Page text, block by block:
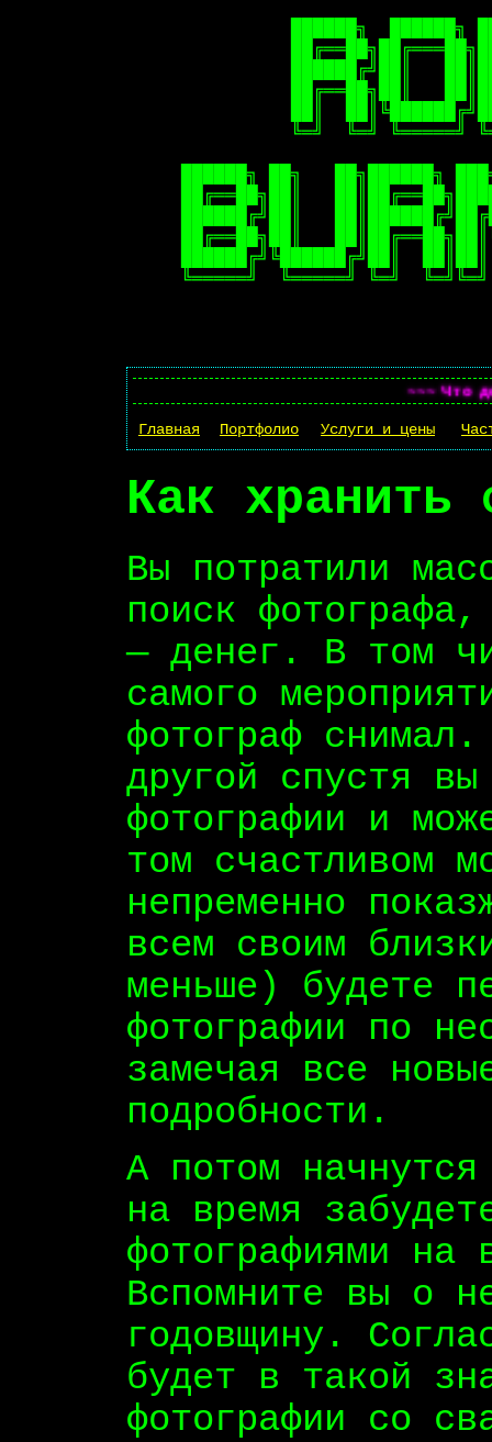
██████╗
██████╔╝██║
██╔══██╗██║
██║
╚═╝  ╚═╝
██████╗ ██╗   ██╗██████╗
██╔══██╗██║
██████╔╝██║
██╔══██╗██║
██████╔╝╚██████╔╝██║
~~~ Что
Главная Портфолио Услуги и цены
Как хранить
Вы потратили
поиск
— денег. В том
самого
фотограф
другой спустя
фотографии и
том счастливом
непременно
всем своим
меньше) будете
фотографии по
замечая все
подробности.
А потом
на время
фотографиями на
Вспомните вы о
годовщину.
будет в такой
фотографии со